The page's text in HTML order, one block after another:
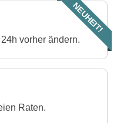
NEUHEIT!
vorher ändern.
Raten.